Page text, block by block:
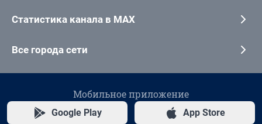
Статистика канала в MAX
Все города сети
Мобильное приложение
Google Play App Store